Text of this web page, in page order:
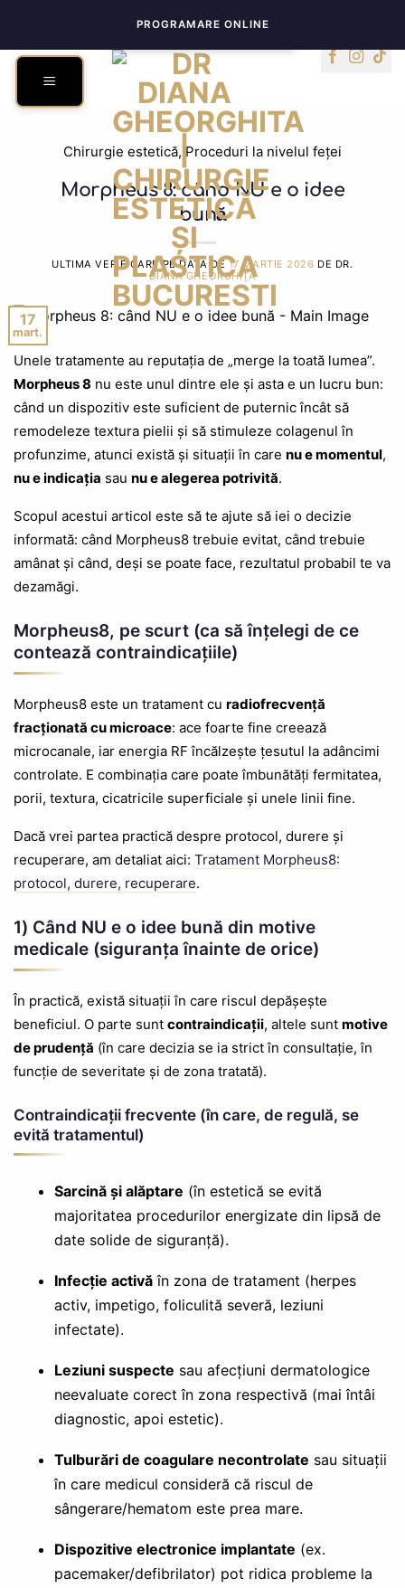
content
PROGRAMARE ONLINE
Chirurgie estetică, Proceduri la nivelul feței
Morpheus 8: când NU e o idee
bună
ULTIMA VERIFICARE PE DATA DE 17 MARTIE 2026 DE DR.
DIANA GHEORGHIȚĂ
17
mart.
Unele tratamente au reputația de „merge la toată lumea”.
Morpheus 8 nu este unul dintre ele și asta e un lucru bun:
când un dispozitiv este suficient de puternic încât să
remodeleze textura pielii și să stimuleze colagenul în
profunzime, atunci există și situații în care nu e momentul,
nu e indicația sau nu e alegerea potrivită.
Scopul acestui articol este să te ajute să iei o decizie
informată: când Morpheus8 trebuie evitat, când trebuie
amânat și când, deși se poate face, rezultatul probabil te va
dezamăgi.
Morpheus8, pe scurt (ca să înțelegi de ce
contează contraindicațiile)
Morpheus8 este un tratament cu radiofrecvență
fracționată cu microace: ace foarte fine creează
microcanale, iar energia RF încălzește țesutul la adâncimi
controlate. E combinația care poate îmbunătăți fermitatea,
porii, textura, cicatricile superficiale și unele linii fine.
Dacă vrei partea practică despre protocol, durere și
recuperare, am detaliat aici: Tratament Morpheus8:
protocol, durere, recuperare.
1) Când NU e o idee bună din motive
medicale (siguranța înainte de orice)
În practică, există situații în care riscul depășește
beneficiul. O parte sunt contraindicații, altele sunt motive
de prudență (în care decizia se ia strict în consultație, în
funcție de severitate și de zona tratată).
Contraindicații frecvente (în care, de regulă, se
evită tratamentul)
Sarcină și alăptare (în estetică se evită
majoritatea procedurilor energizate din lipsă de
date solide de siguranță).
Infecție activăîn zona de tratament (herpes
activ, impetigo, foliculită severă, leziuni
infectate).
Leziuni suspecte sau afecțiuni dermatologice
neevaluate corect în zona respectivă (mai întâi
diagnostic, apoi estetic).
Tulburări de coagulare necontrolate sau situații
în care medicul consideră că riscul de
sângerare/hematom este prea mare.
Dispozitive electronice implantate (ex.
pacemaker/defibrilator) pot ridica probleme la